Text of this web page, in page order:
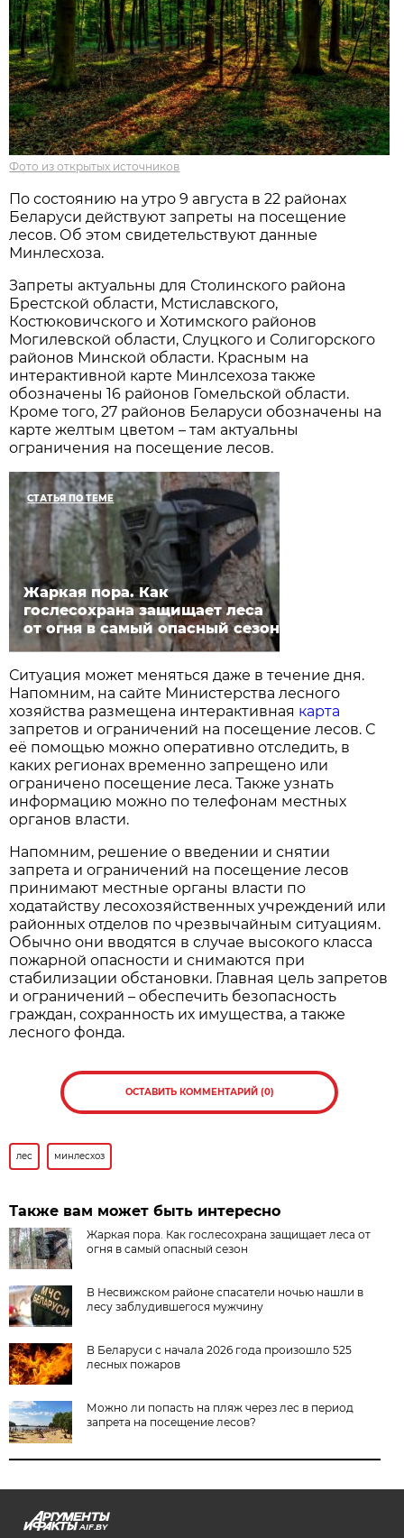
Фото из открытых источников
По состоянию на утро 9 августа в 22 районах
Беларуси действуют запреты на посещение
лесов. Об этом свидетельствуют данные
Минлесхоза.
Запреты актуальны для Столинского района
Брестской области, Мстиславского,
Костюковичского и Хотимского районов
Могилевской области, Слуцкого и Солигорского
районов Минской области. Красным на
интерактивной карте Минлсехоза также
обозначены 16 районов Гомельской области.
Кроме того, 27 районов Беларуси обозначены на
карте желтым цветом – там актуальны
ограничения на посещение лесов.
СТАТЬЯ ПО ТЕМЕ
Жаркая пора. Как
гослесохрана защищает леса
от огня в самый опасный сезон
Ситуация может меняться даже в течение дня.
Напомним, на сайте Министерства лесного
хозяйства размещена интерактивная карта
запретов и ограничений на посещение лесов. С
её помощью можно оперативно отследить, в
каких регионах временно запрещено или
ограничено посещение леса. Также узнать
информацию можно по телефонам местных
органов власти.
Напомним, решение о введении и снятии
запрета и ограничений на посещение лесов
принимают местные органы власти по
ходатайству лесохозяйственных учреждений или
районных отделов по чрезвычайным ситуациям.
Обычно они вводятся в случае высокого класса
пожарной опасности и снимаются при
стабилизации обстановки. Главная цель запретов
и ограничений – обеспечить безопасность
граждан, сохранность их имущества, а также
лесного фонда.
ОСТАВИТЬ КОММЕНТАРИЙ (0)
лес минлесхоз
Также вам может быть интересно
Жаркая пора. Как гослесохрана защищает леса от
огня в самый опасный сезон
В Несвижском районе спасатели ночью нашли в
лесу заблудившегося мужчину
В Беларуси с начала 2026 года произошло 525
лесных пожаров
Можно ли попасть на пляж через лес в период
запрета на посещение лесов?
AIF.BY